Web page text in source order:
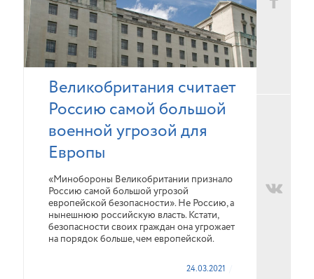
Великобритания считает
Россию самой большой
военной угрозой для
Европы
«Минобороны Великобритании признало
Россию самой большой угрозой
европейской безопасности». Не Россию, а
нынешнюю российскую власть. Кстати,
безопасности своих граждан она угрожает
на порядок больше, чем европейской.
24.03.2021